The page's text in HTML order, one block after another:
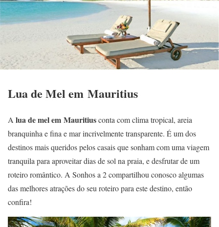
Lua de Mel em Mauritius
A lua de mel em Mauritiusconta com clima tropical, areia
branquinha e fina e mar incrivelmente transparente. É um dos
destinos mais queridos pelos casais que sonham com uma viagem
tranquila para aproveitar dias de sol na praia, e desfrutar de um
roteiro romântico. A Sonhos a 2 compartilhou conosco algumas
das melhores atrações do seu roteiro para este destino, então
confira!